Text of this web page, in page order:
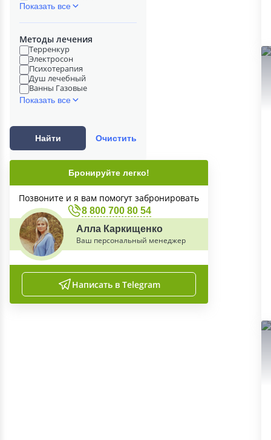
Показать все
Методы лечения
Терренкур
Электросон
Психотерапия
Душ лечебный
Ванны Газовые
Показать все
Найти Очистить
Бронируйте легко!
Позвоните и я вам помогут забронировать
8 800 700 80 54
Алла Каркищенко
Ваш персональный менеджер
Написать в Telegram